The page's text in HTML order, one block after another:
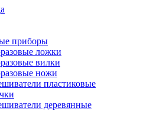
приборы
ложки
вилки
ножи
пластиковые
деревянные